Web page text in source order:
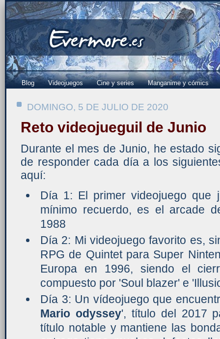
Blog Videojuegos Cine y series Manganime y cómics
DOMINGO, 5 DE JULIO DE 2020
Reto videojueguil de Junio
Durante el mes de Junio, he estado
de responder cada día a los
aquí:
Día 1: El primer videojuego que
mínimo recuerdo, es el arcade
1988
Día 2: Mi videojuego favorito es,
RPG de Quintet para Super
Europa en 1996, siendo el
compuesto por 'Soul blazer' e
Día 3: Un vídeojuego que
Mario odyssey', título del 2017
título notable y mantiene las